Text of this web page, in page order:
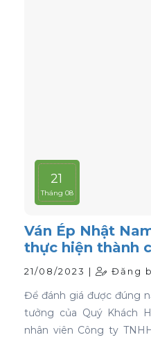
21
Tháng 08
Ván Ép Nhật
thực hiện thành
quản lý chất
21/08/2023 | Đăng
Để đánh giá được đúng
tưởng của Quý Khách
nhân viên Công ty